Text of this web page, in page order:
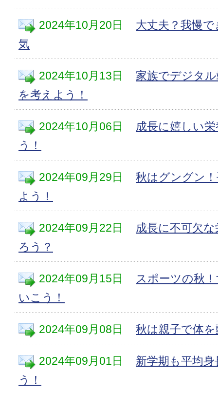
2024年10月20日
大丈夫？我慢
気
2024年10月13日
家族でデジタ
を考えよう！
2024年10月06日
成長に嬉しい
う！
2024年09月29日
秋はグングン
よう！
2024年09月22日
成長に不可欠
ろう？
2024年09月15日
スポーツの秋
いこう！
2024年09月08日 秋は親子で体
2024年09月01日
新学期も平均
う！